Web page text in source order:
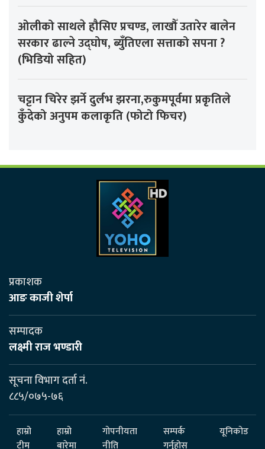
ओलीको साथले हौसिए प्रचण्ड, लाखौँ उतारेर बालेन
सरकार ढाल्ने उद्घोष, ब्युँतिएला सत्ताको सपना ?
(भिडियो सहित)
चट्टान चिरेर झर्ने दुर्लभ झरना,रुकुमपूर्वमा प्रकृतिले
कुँदेको अनुपम कलाकृति (फोटो फिचर)
प्रकाशक
आङ काजी शेर्पा
सम्पादक
लक्ष्मी राज भण्डारी
सूचना विभाग दर्ता नं.
८८५/०७५-७६
हाम्रो
टीम
हाम्रो
बारेमा
गोपनीयता
नीति
सम्पर्क
गर्नुहोस्
यूनिकोड